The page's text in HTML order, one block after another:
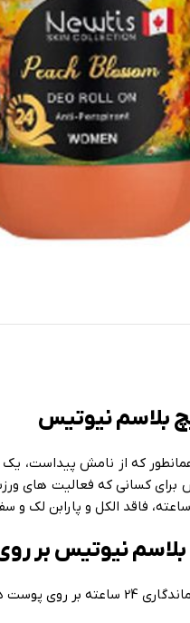
بلاسم نیوتیس
که از نامش پیداست،
کسانی که فعالیت های
بلاسم نیوتیس بر
از میزان تعریق بدن می کاهد.